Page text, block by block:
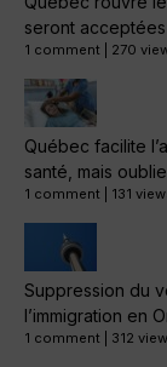
seront
1 comment 270
Québec facilite
santé, mais
1 comment 131
Suppression du
l’immigration en
1 comment 312